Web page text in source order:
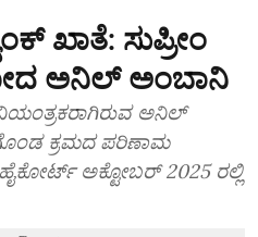
ಖಾತೆ: ಸುಪ್ರೀಂ
ಅನಿಲ್ ಅಂಬಾನಿ
ಅನಿಲ್
ಕ್ರಮದ ಪರಿಣಾಮ
ಅಕ್ಟೋಬರ್ 2025 ರಲ್ಲಿ